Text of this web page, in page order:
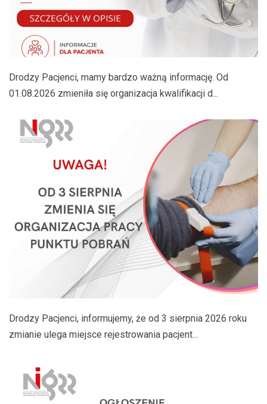
Drodzy Pacjenci, mamy bardzo ważną informację. Od
01.08.2026 zmieniła się organizacja kwalifikacji d...
Drodzy Pacjenci, informujemy, że od 3 sierpnia 2026 roku
zmianie ulega miejsce rejestrowania pacjent...